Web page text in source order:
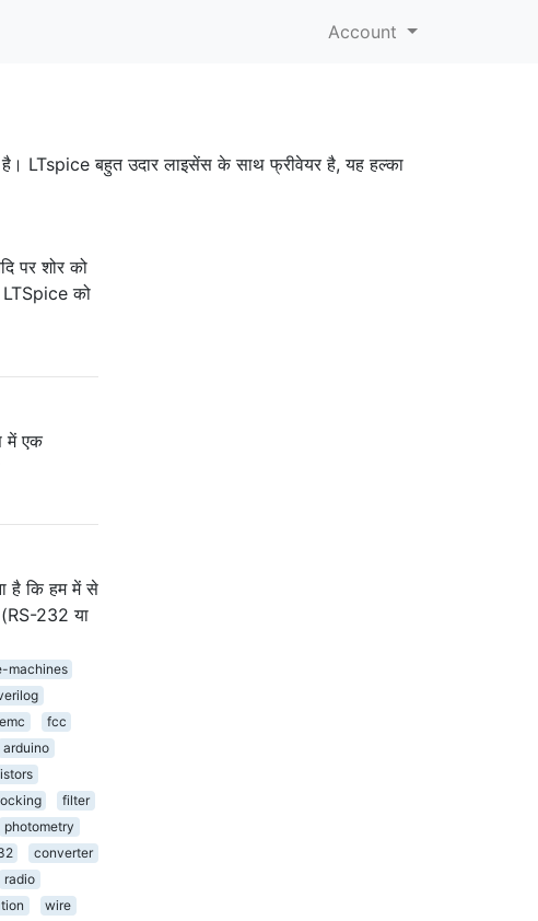
Account
LTspice बहुत उदार लाइसेंस के साथ फ्रीवेयर है, यह हल्का
पर शोर को
LTSpice को
में एक
​​है कि हम में से
232 या
machines
emc
fcc
arduino
filter
photometry
converter
radio
wire